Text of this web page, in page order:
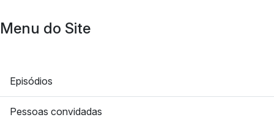
Menu do Site
Episódios
Pessoas convidadas